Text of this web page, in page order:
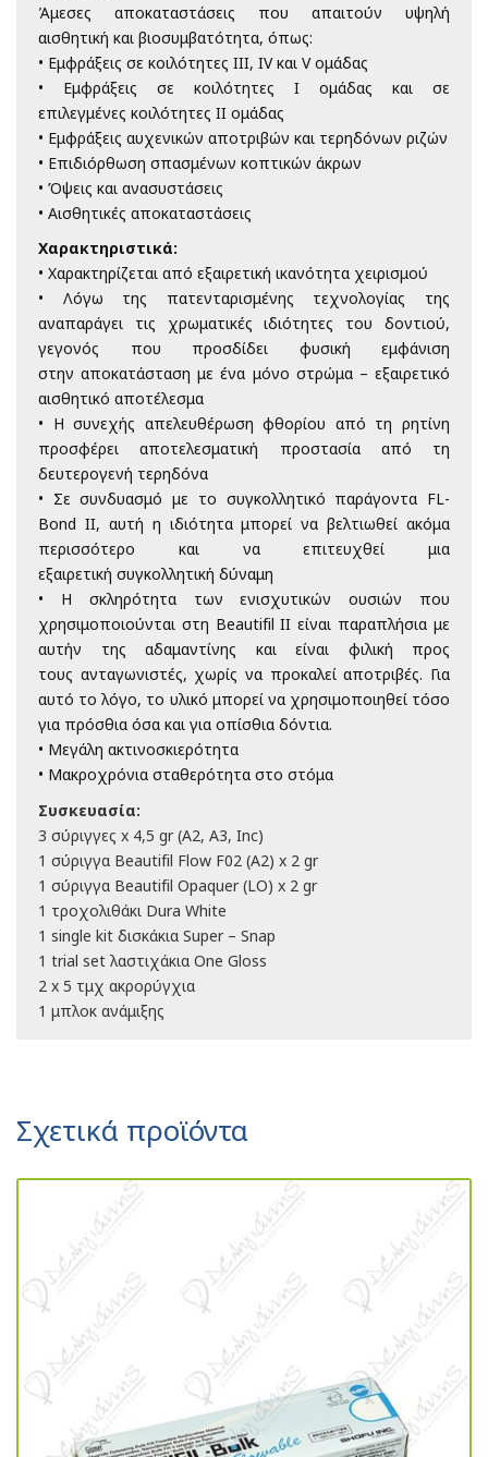
Άμεσες αποκαταστάσεις που απαιτούν υψηλή
αισθητική και βιοσυμβατότητα, όπως:
• Εμφράξεις σε κοιλότητες III, IV και V ομάδας
• Εμφράξεις σε κοιλότητες I ομάδας και σε
επιλεγμένες κοιλότητες II ομάδας
• Εμφράξεις αυχενικών αποτριβών και τερηδόνων ριζών
• Επιδιόρθωση σπασμένων κοπτικών άκρων
• Όψεις και ανασυστάσεις
• Αισθητικές αποκαταστάσεις
Χαρακτηριστικά:
• Χαρακτηρίζεται από εξαιρετική ικανότητα χειρισμού
• Λόγω της πατενταρισμένης τεχνολογίας της
αναπαράγει τις χρωματικέςιδιότητες του δοντιού,
γεγονός που προσδίδει φυσική εμφάνιση
στηναποκατάσταση με ένα μόνο στρώμα – εξαιρετικό
αισθητικό αποτέλεσμα
• Η συνεχής απελευθέρωση φθορίου από τη ρητίνη
προσφέρειαποτελεσματική προστασία από τη
δευτερογενή τερηδόνα
• Σε συνδυασμό με το συγκολλητικό παράγοντα FL-
Bond II, αυτή η ιδιότηταμπορεί να βελτιωθεί ακόμα
περισσότερο και να επιτευχθεί μια
εξαιρετική συγκολλητική δύναμη
• Η σκληρότητα των ενισχυτικών ουσιών που
χρησιμοποιούνται στη Beautifil IIείναι παραπλήσια με
αυτήν της αδαμαντίνης και είναι φιλική προς
τους ανταγωνιστές, χωρίς να προκαλεί αποτριβές. Για
αυτό το λόγο, το υλικό μπορεί να χρησιμοποιηθεί τόσο
για πρόσθια όσα και για οπίσθια δόντια.
• Μεγάλη ακτινοσκιερότητα
• Μακροχρόνια σταθερότητα στο στόμα
Συσκευασία:
3 σύριγγες x 4,5 gr (Α2, Α3, Inc)
1 σύριγγα Beautifil Flow F02 (A2) x 2 gr
1 σύριγγα Beautifil Opaquer (LO) x 2 gr
1 τροχολιθάκι Dura White
1 single kit δισκάκια Super – Snap
1 trial set λαστιχάκια One Gloss
2 x 5 τμχ ακρορύγχια
1 μπλοκ ανάμιξης
Σχετικά προϊόντα